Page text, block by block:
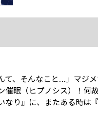
て、そんなこと…」マジ
催眠（ヒプノシス）！
なり』に、またある時